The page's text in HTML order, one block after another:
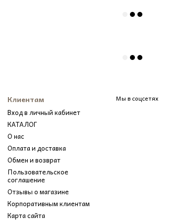
упаковка доступна за доплату.
Клиентам
Вход в личный кабинет
КАТАЛОГ
О нас
Оплата и доставка
Обмен и возврат
Пользовательское
соглашение
Отзывы о магазине
Корпоративным клиентам
Карта сайта
Мы в соцсетях